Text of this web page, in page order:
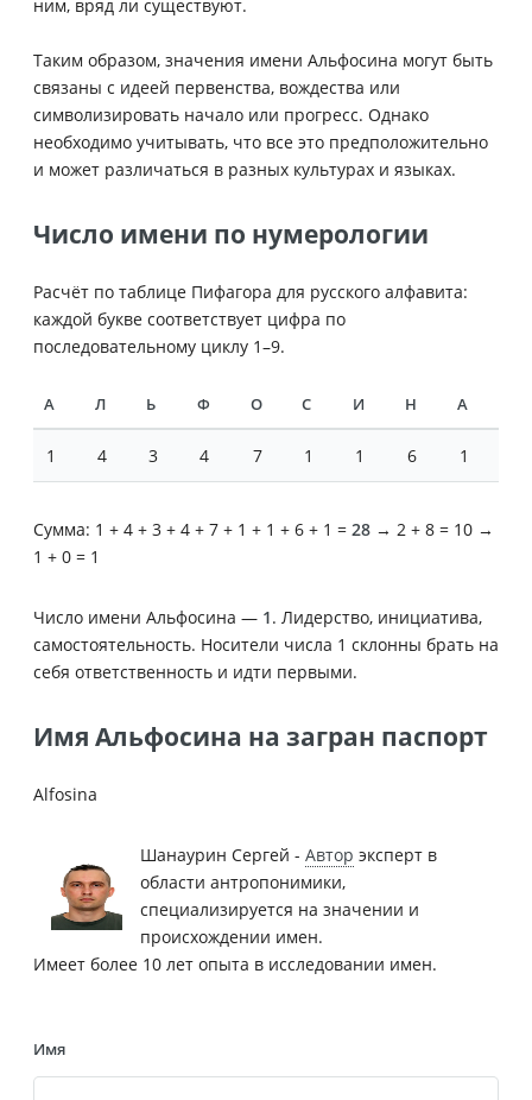
ним, вряд ли существуют.
Таким образом, значения имени Альфосина могут быть
связаны с идеей первенства, вождества или
символизировать начало или прогресс. Однако
необходимо учитывать, что все это предположительно
и может различаться в разных культурах и языках.
Число имени по нумерологии
Расчёт по таблице Пифагора для русского алфавита:
каждой букве соответствует цифра по
последовательному циклу 1–9.
А Л Ь Ф О С И Н А
1 4 3 4 7 1 1 6 1
Сумма: 1 + 4 + 3 + 4 + 7 + 1 + 1 + 6 + 1 = 28 → 2 + 8 = 10 →
1 + 0 = 1
Число имени Альфосина — 1. Лидерство, инициатива,
самостоятельность. Носители числа 1 склонны брать на
себя ответственность и идти первыми.
Имя Альфосина на загран паспорт
Alfosina
Шанаурин Сергей - Автор эксперт в
области антропонимики,
специализируется на значении и
происхождении имен.
Имеет более 10 лет опыта в исследовании имен.
Имя